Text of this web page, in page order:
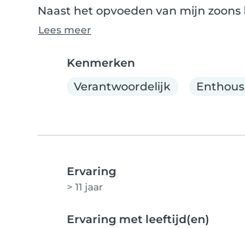
Naast het opvoeden van mijn
Lees meer
Kenmerken
Verantwoordelijk
Ervaring
> 11 jaar
Ervaring met leeftijd(en)